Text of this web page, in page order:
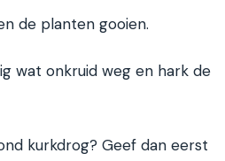
de planten gooien.
wat onkruid weg en hark de
kurkdrog? Geef dan eerst